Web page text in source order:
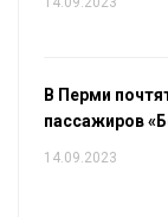
В Перми
пассажиров
14.09.2023